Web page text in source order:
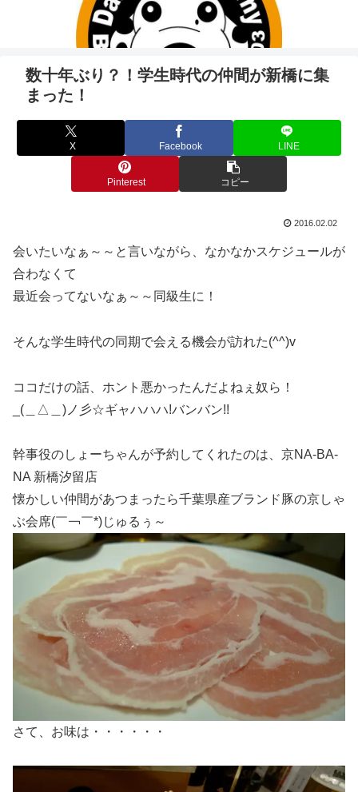
数十年ぶり？！学生時代の仲間が新橋に集
まった！
X Facebook LINE
Pinterest コピー
2016.02.02
会いたいなぁ～～と言いながら、なかなかスケジュールが
合わなくて
最近会ってないなぁ～～同級生に！
そんな学生時代の同期で会える機会が訪れた(^^)v
ココだけの話、ホント悪かったんだよねぇ奴ら！
_(＿△＿)ノ彡☆ギャハハハ!バンバン!!
幹事役のしょーちゃんが予約してくれたのは、京NA-BA-
NA 新橋汐留店
懐かしい仲間があつまったら千葉県産ブランド豚の京しゃ
ぶ会席(￣￢￣*)じゅるぅ～
さて、お味は・・・・・・